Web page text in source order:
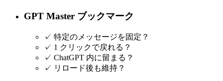
GPT Master ブックマーク
✓ 特定のメッセージを固定？
✓ 1 クリックで戻れる？
✓ ChatGPT 内に留まる？
✓ リロード後も維持？